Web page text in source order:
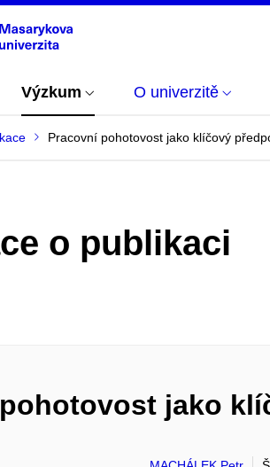
Výzkum O univerzitě
Pracovní pohotovost jako klíčový
o publikaci
jako